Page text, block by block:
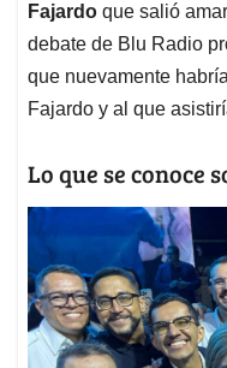
Fajardo que salió
debate de Blu Radio
que nuevamente
Fajardo y al que
Lo que se conoce